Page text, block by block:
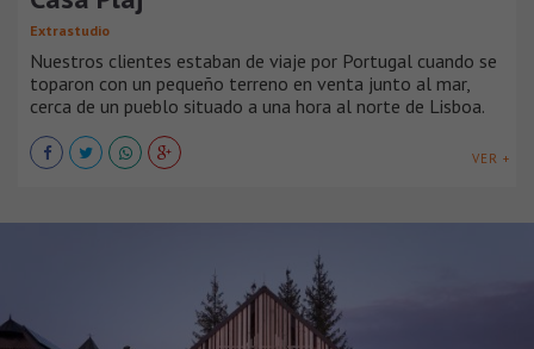
Extrastudio
Nuestros clientes estaban de viaje por Portugal cuando se
toparon con un pequeño terreno en venta junto al mar,
cerca de un pueblo situado a una hora al norte de Lisboa.
VER +